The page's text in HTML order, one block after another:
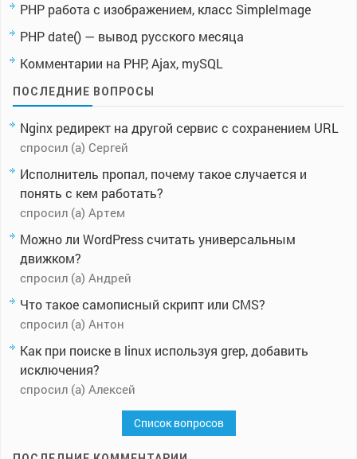
PHP работа с изображением, класс SimpleImage
PHP date() — вывод русского месяца
Комментарии на PHP, Ajax, mySQL
ПОСЛЕДНИЕ ВОПРОСЫ
Nginx редирект на другой сервис с сохранением URL
спросил (а) Сергей
Исполнитель пропал, почему такое случается и
понять с кем работать?
спросил (а) Артем
Можно ли WordPress считать универсальным
движком?
спросил (а) Андрей
Что такое самописный скрипт или CMS?
спросил (а) Антон
Как при поиске в linux используя grep, добавить
исключения?
спросил (а) Алексей
Список вопросов